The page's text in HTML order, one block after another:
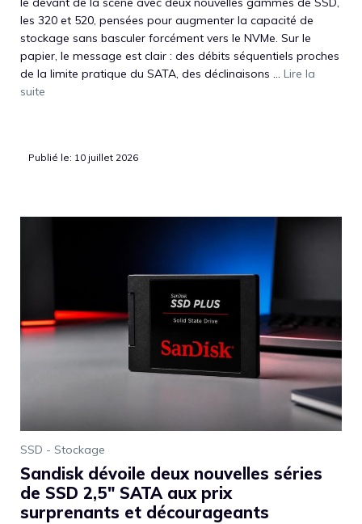
les 320 et 520, pensées pour augmenter la capacité de
stockage sans basculer forcément vers le NVMe. Sur le
papier, le message est clair : des débits séquentiels proches
de la limite pratique du SATA, des déclinaisons ... Lire la
suite
Publié le: 10 juillet 2026
SSD - Stockage
Sandisk dévoile deux nouvelles séries
de SSD 2,5″ SATA aux prix
surprenants et décourageants